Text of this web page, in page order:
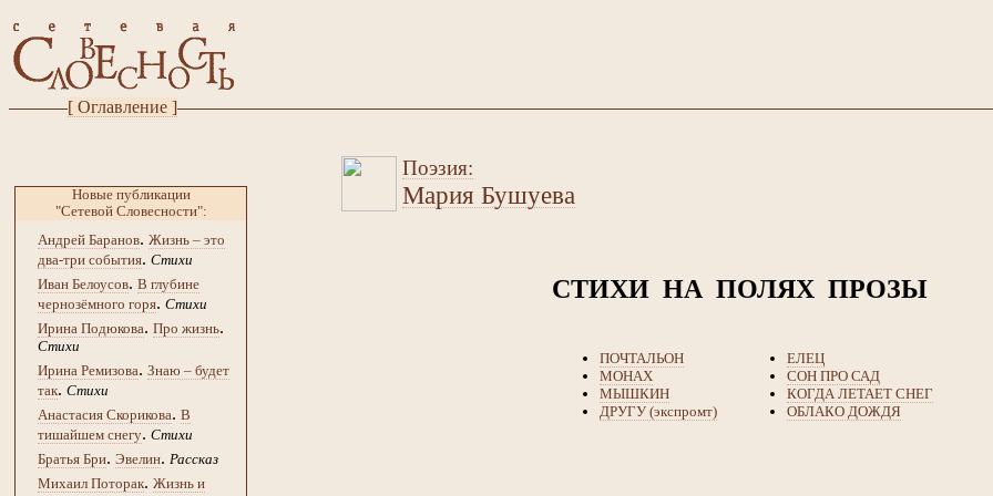
[ Оглавление ]
Новые публикации
"Сетевой Словесности":
Андрей Баранов. Жизнь – это
два-три события. Стихи
Иван Белоусов. В глубине
чернозёмного горя. Стихи
Ирина Подюкова. Про жизнь.
Стихи
Ирина Ремизова. Знаю – будет
так. Стихи
Анастасия Скорикова. В
тишайшем снегу. Стихи
Братья Бри. Эвелин. Рассказ
Михаил Поторак. Жизнь и
Поэзия:
Мария Бушуева
СТИХИ НА ПОЛЯХ ПРОЗЫ
ПОЧТАЛЬОН
МОНАХ
МЫШКИН
ДРУГУ (экспромт)
ЕЛЕЦ
СОН ПРО САД
КОГДА ЛЕТАЕТ СНЕГ
ОБЛАКО ДОЖДЯ